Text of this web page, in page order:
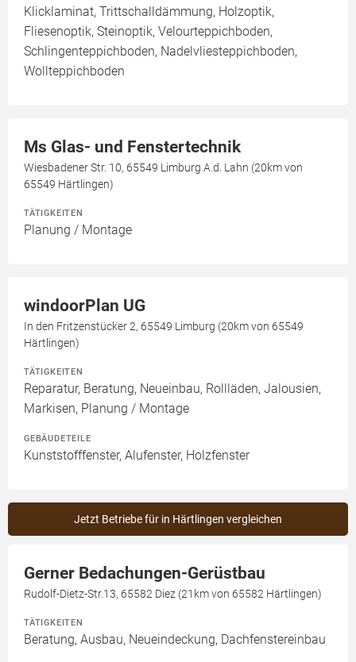
Klicklaminat, Trittschalldämmung, Holzoptik,
Fliesenoptik, Steinoptik, Velourteppichboden,
Schlingenteppichboden, Nadelvliesteppichboden,
Wollteppichboden
Ms Glas- und Fenstertechnik
Wiesbadener Str. 10, 65549 Limburg A.d. Lahn (20km von
65549 Härtlingen)
TÄTIGKEITEN
Planung / Montage
windoorPlan UG
In den Fritzenstücker 2, 65549 Limburg (20km von 65549
Härtlingen)
TÄTIGKEITEN
Reparatur, Beratung, Neueinbau, Rollläden, Jalousien,
Markisen, Planung / Montage
GEBÄUDETEILE
Kunststofffenster, Alufenster, Holzfenster
Jetzt Betriebe für in Härtlingen vergleichen
Gerner Bedachungen-Gerüstbau
Rudolf-Dietz-Str.13, 65582 Diez (21km von 65582 Härtlingen)
TÄTIGKEITEN
Beratung, Ausbau, Neueindeckung, Dachfenstereinbau